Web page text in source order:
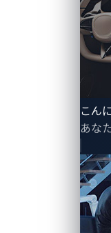
こん
あな
自動車組込みシ
、サ
に使用される、
ク（Resistant
RAMN、通称「
発された、クレ
プラットフォーム
RAMNと
Toyota InfoTech